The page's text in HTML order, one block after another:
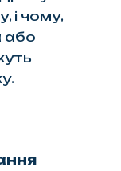
і чому,
або